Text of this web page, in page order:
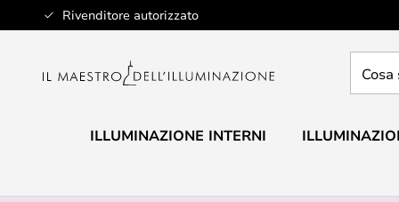
Rivenditore autorizzato
Salta
al
stai
ILLUMINAZIONE INTERNI